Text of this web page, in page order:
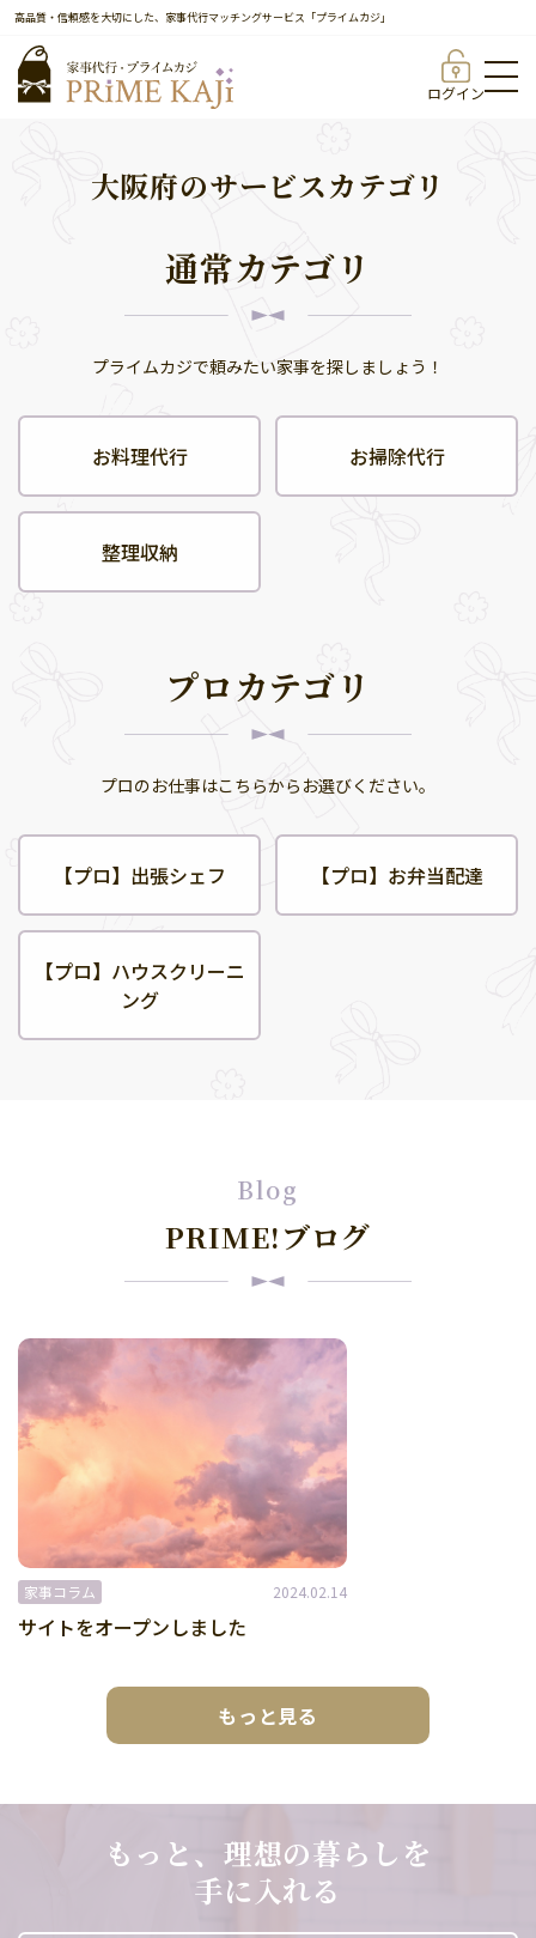
高品質・信頼感を大切にした、家事代行マッチングサービス「プライムカジ」
ログイン
大阪府のサービスカテゴリ
通常カテゴリ
プライムカジで頼みたい家事を探しましょう！
お料理代行 お掃除代行
整理収納
プロカテゴリ
プロのお仕事はこちらからお選びください。
【プロ】出張シェフ 【プロ】お弁当配達
【プロ】ハウスクリーニ
ング
Blog
PRIME!ブログ
家事コラム 2024.02.14
サイトをオープンしました
もっと見る
もっと、理想の暮らしを
手に入れる